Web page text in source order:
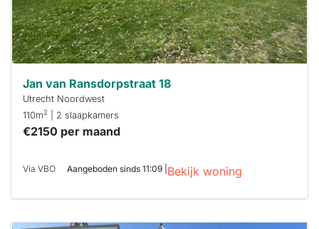
Jan van Ransdorpstraat 18
Utrecht Noordwest
110m2 | 2 slaapkamers
€2150 per maand
Via VBO Aangeboden sinds 11:09 | Bekijk woning